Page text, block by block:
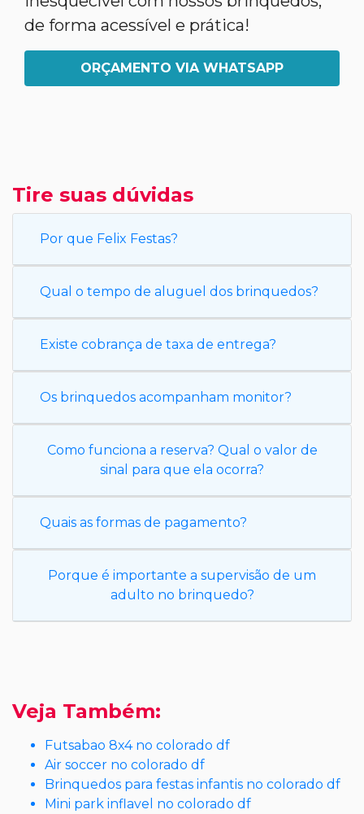
de forma acessível e prática!
ORÇAMENTO VIA WHATSAPP
Tire suas dúvidas
Por que Felix Festas?
Qual o tempo de aluguel dos brinquedos?
Existe cobrança de taxa de entrega?
Os brinquedos acompanham monitor?
Como funciona a reserva? Qual o valor de
sinal para que ela ocorra?
Quais as formas de pagamento?
Porque é importante a supervisão de um
adulto no brinquedo?
Veja Também:
Futsabao 8x4 no colorado df
Air soccer no colorado df
Brinquedos para festas infantis no colorado df
Mini park inflavel no colorado df